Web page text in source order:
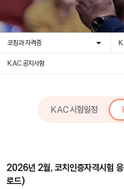
코칭과 자격증
KAC 공지사항
KAC 시험일정
2026년 2월, 코치인증자격시험
로드)